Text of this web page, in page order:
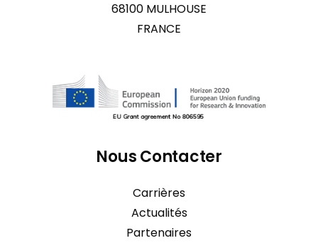
68100 MULHOUSE
FRANCE
Nous Contacter
Carrières
Actualités
Partenaires